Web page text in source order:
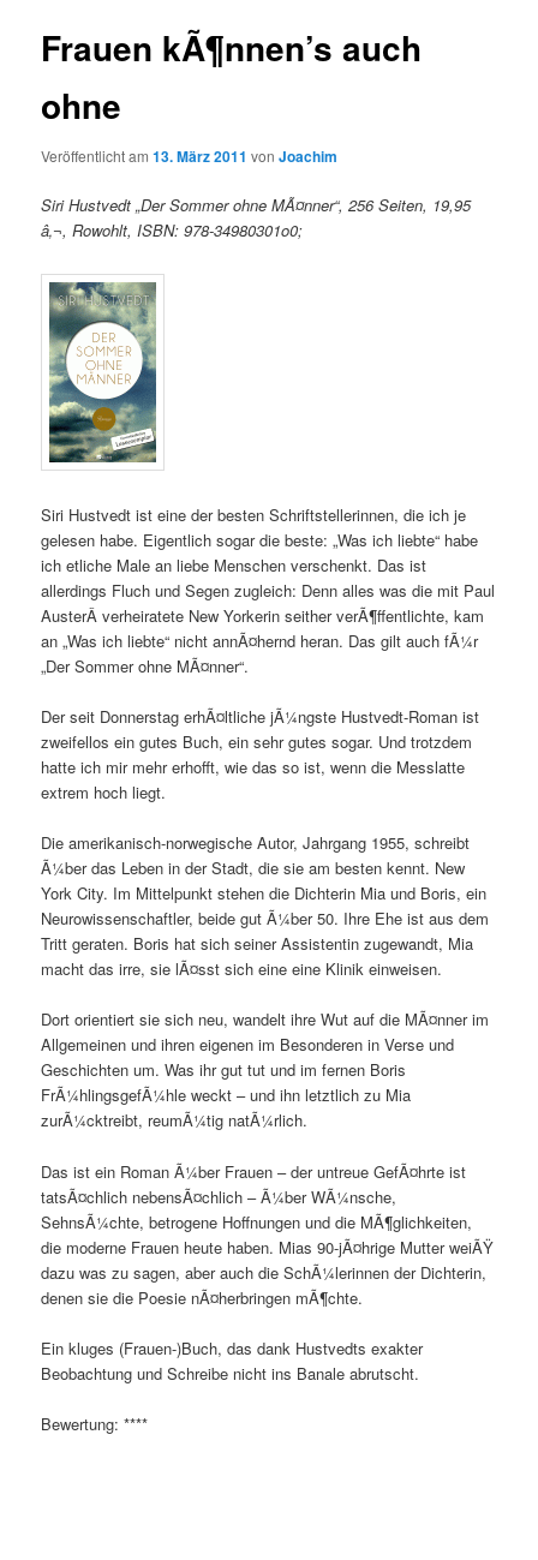
Frauen kÃ¶nnen’s auch
ohne
Veröffentlicht am13. März 2011 vonJoachim
Siri Hustvedt „Der Sommer ohne MÃ¤nner“, 256 Seiten, 19,95
â‚¬, Rowohlt, ISBN: 978-34980301o0;
Siri Hustvedt ist eine der besten Schriftstellerinnen, die ich je
gelesen habe. Eigentlich sogar die beste: „Was ich liebte“ habe
ich etliche Male an liebe Menschen verschenkt. Das ist
allerdings Fluch und Segen zugleich: Denn alles was die mit Paul
AusterÂ verheiratete New Yorkerin seither verÃ¶ffentlichte, kam
an „Was ich liebte“ nicht annÃ¤hernd heran. Das gilt auch fÃ¼r
„Der Sommer ohne MÃ¤nner“.
Der seit Donnerstag erhÃ¤ltliche jÃ¼ngste Hustvedt-Roman ist
zweifellos ein gutes Buch, ein sehr gutes sogar. Und trotzdem
hatte ich mir mehr erhofft, wie das so ist, wenn die Messlatte
extrem hoch liegt.
Die amerikanisch-norwegische Autor, Jahrgang 1955, schreibt
Ã¼ber das Leben in der Stadt, die sie am besten kennt. New
York City. Im Mittelpunkt stehen die Dichterin Mia und Boris, ein
Neurowissenschaftler, beide gut Ã¼ber 50. Ihre Ehe ist aus dem
Tritt geraten. Boris hat sich seiner Assistentin zugewandt, Mia
macht das irre, sie lÃ¤sst sich eine eine Klinik einweisen.
Dort orientiert sie sich neu, wandelt ihre Wut auf die MÃ¤nner im
Allgemeinen und ihren eigenen im Besonderen in Verse und
Geschichten um. Was ihr gut tut und im fernen Boris
FrÃ¼hlingsgefÃ¼hle weckt – und ihn letztlich zu Mia
zurÃ¼cktreibt, reumÃ¼tig natÃ¼rlich.
Das ist ein Roman Ã¼ber Frauen – der untreue GefÃ¤hrte ist
tatsÃ¤chlich nebensÃ¤chlich – Ã¼ber WÃ¼nsche,
SehnsÃ¼chte, betrogene Hoffnungen und die MÃ¶glichkeiten,
die moderne Frauen heute haben. Mias 90-jÃ¤hrige Mutter weiÃŸ
dazu was zu sagen, aber auch die SchÃ¼lerinnen der Dichterin,
denen sie die Poesie nÃ¤herbringen mÃ¶chte.
Ein kluges (Frauen-)Buch, das dank Hustvedts exakter
Beobachtung und Schreibe nicht ins Banale abrutscht.
Bewertung: ****